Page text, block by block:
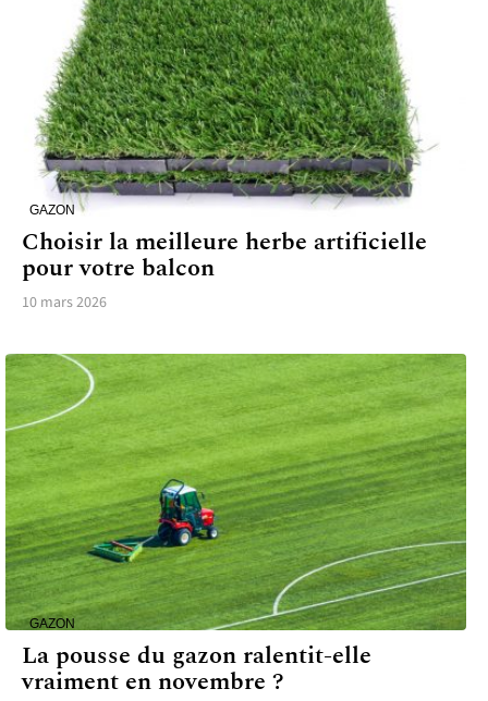
GAZON
Choisir la meilleure herbe artificielle
pour votre balcon
10 mars 2026
GAZON
La pousse du gazon ralentit-elle
vraiment en novembre ?